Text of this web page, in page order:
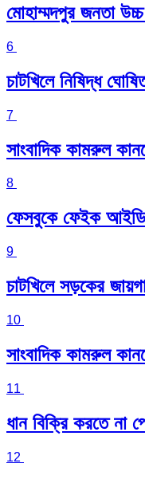
মোহাম্মদপুর জনতা
6
চাটখিলে নিষিদ্ধ
7
সাংবাদিক কামরুল
8
ফেসবুকে ফেইক আইডি
9
চাটখিলে সড়কের
10
সাংবাদিক কামরুল
11
ধান বিক্রি করতে না
12